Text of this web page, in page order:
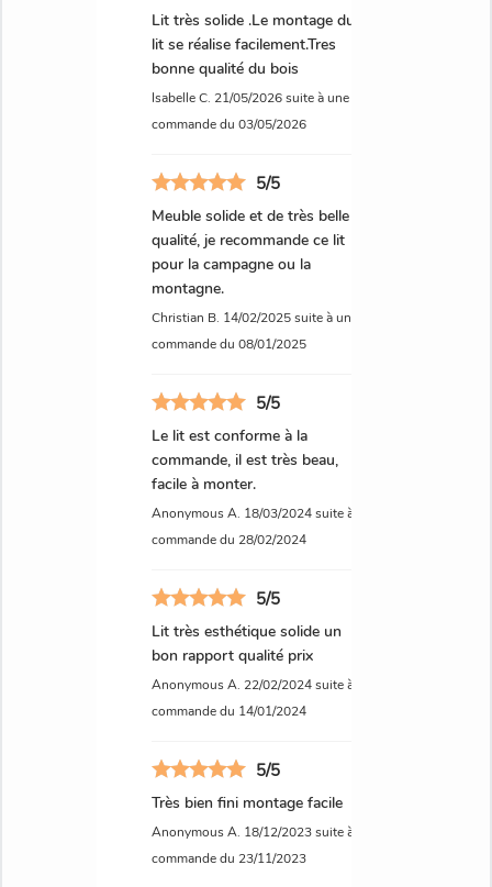
Le lit Chamonix est-il livré monté ?
Non, le lit Chamonix est livré démonté. Il vous
Quelles sont les dimensions exactes du lit
Le lit Chamonix mesure 206 cm de long, 151 cm
de large et 85 cm de hauteur.
Le lit Chamonix est-il compatible avec tous les
Non, le lit Chamonix n’est pas compatible avec
les sommiers tapissiers. Il est conçu pour être
utilisé avec un sommier à lattes.
Lit très solide .Le montage du
lit se réalise facilement.Tres
bonne qualité du bois
Isabelle C. 21/05/2026suite à une
commande du 03/05/2026
5/5
Meuble solide et de très belle
qualité, je recommande ce lit
pour la campagne ou la
montagne.
Christian B. 14/02/2025suite à une
commande du 08/01/2025
5/5
Le lit est conforme à la
commande, il est très beau,
facile à monter.
Anonymous A. 18/03/2024suite à une
commande du 28/02/2024
5/5
Lit très esthétique solide un
bon rapport qualité prix
Anonymous A. 22/02/2024suite à une
commande du 14/01/2024
5/5
Très bien fini montage facile
Anonymous A. 18/12/2023suite à une
commande du 23/11/2023